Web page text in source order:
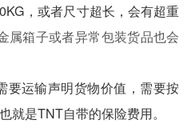
，或者尺寸超长，会有超重
属箱子或者异常包装货品也会
要运输声明货物价值，需要按
就是TNT自带的保险费用。